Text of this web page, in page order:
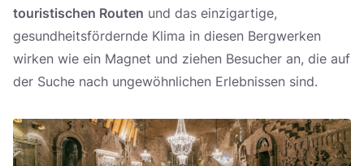
touristischen Routen und das einzigartige,
gesundheitsfördernde Klima in diesen Bergwerken
wirken wie ein Magnet und ziehen Besucher an, die auf
der Suche nach ungewöhnlichen Erlebnissen sind.